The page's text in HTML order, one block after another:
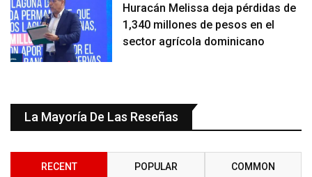
Huracán Melissa deja pérdidas de
1,340 millones de pesos en el
sector agrícola dominicano
La Mayoría De Las Reseñas
RECENT POPULAR COMMON